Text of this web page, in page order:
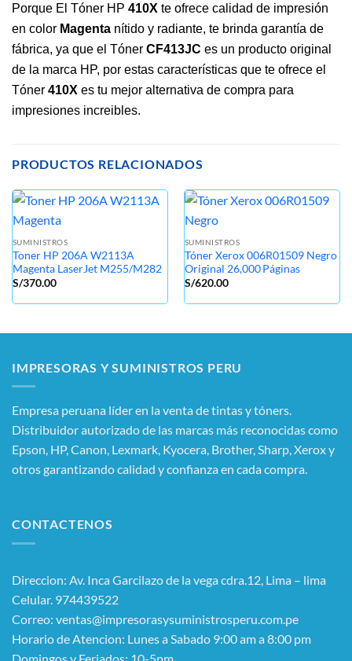
Porque El Tóner HP 410X te ofrece calidad de impresión
en color Magenta nítido y radiante, te brinda garantía de
fábrica, ya que el Tóner CF413JC es un producto original
de la marca HP, por estas características que te ofrece el
Tóner 410X es tu mejor alternativa de compra para
impresiones increibles.
PRODUCTOS RELACIONADOS
SUMINISTROS
Toner HP 206A W2113A
Magenta LaserJet M255/M282
S/370.00
SUMINISTROS
Tóner Xerox 006R01509 Negro
Original 26,000 Páginas
S/620.00
IMPRESORAS Y SUMINISTROS PERU
Empresa peruana líder en la venta de tintas y tóners.
Distribuidor autorizado de las marcas más reconocidas como
Epson, HP, Canon, Lexmark, Kyocera, Brother, Sharp, Xerox y
otros garantizando calidad y confianza en cada compra.
CONTACTENOS
Direccion: Av. Inca Garcilazo de la vega cdra.12, Lima – lima
Celular. 974439522
Correo: ventas@impresorasysuministrosperu.com.pe
Horario de Atencion: Lunes a Sabado 9:00 am a 8:00 pm
Domingos y Feriados: 10-5pm